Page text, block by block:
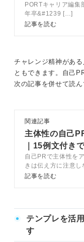
プトを公開
PORTキャリア編集
年卒&#1239 […]
記事を読む
チャレンジ精神があ
ともできます。自己
次の記事を併せて読ん
関連記事
主体性の自己
｜15例文付き
がコツを解説
自己PRで主体性を
きは伝え方に注意し
なる可能性がありま
高める方法も解説す
会に身に付けましょ
記事を読む
テンプレを活
す